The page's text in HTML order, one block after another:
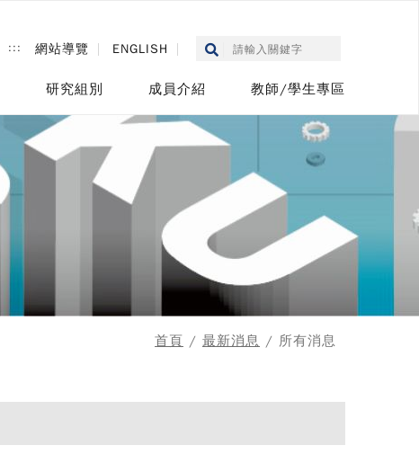
::: 網站導覽 ENGLISH
研究組別 成員介紹 教師/學生專區
首頁 / 最新消息 / 所有消息